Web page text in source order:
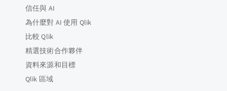
信任與 AI
為什麼對 AI 使用 Qlik
比較 Qlik
精選技術合作夥伴
資料來源和目標
Qlik 區域